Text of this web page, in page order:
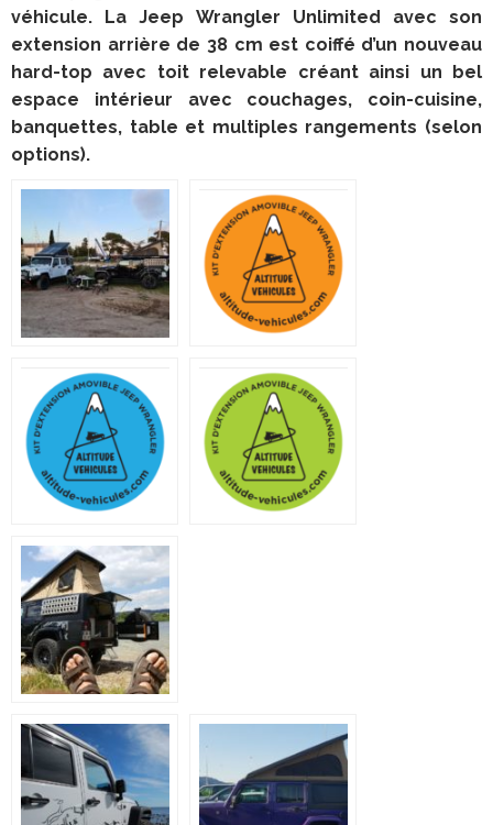
véhicule. La Jeep Wrangler Unlimited avec son
extension arrière de 38 cm est coiffé d’un nouveau
hard-top avec toit relevable créant ainsi un bel
espace intérieur avec couchages, coin-cuisine,
banquettes, table et multiples rangements (selon
options).